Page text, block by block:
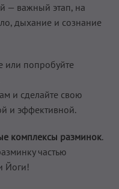
— важный этап, на
дыхание и сознание
или попробуйте
и сделайте свою
и эффективной.
комплексы разминок.
частью
Йоги!